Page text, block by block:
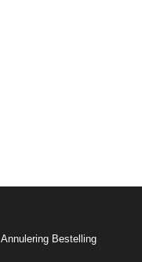
Annulering Bestelling